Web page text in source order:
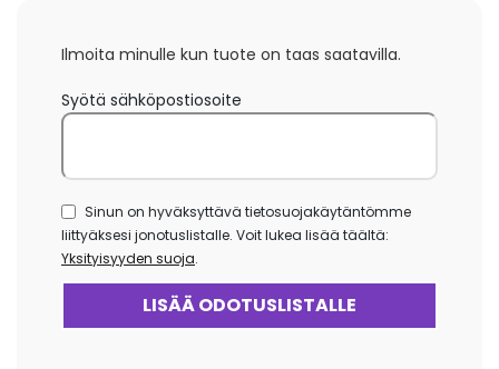
Ilmoita minulle kun tuote on taas saatavilla.
Syötä sähköpostiosoite
Sinun on hyväksyttävä tietosuojakäytäntömme
liittyäksesi jonotuslistalle. Voit lukea lisää täältä:
Yksityisyyden suoja.